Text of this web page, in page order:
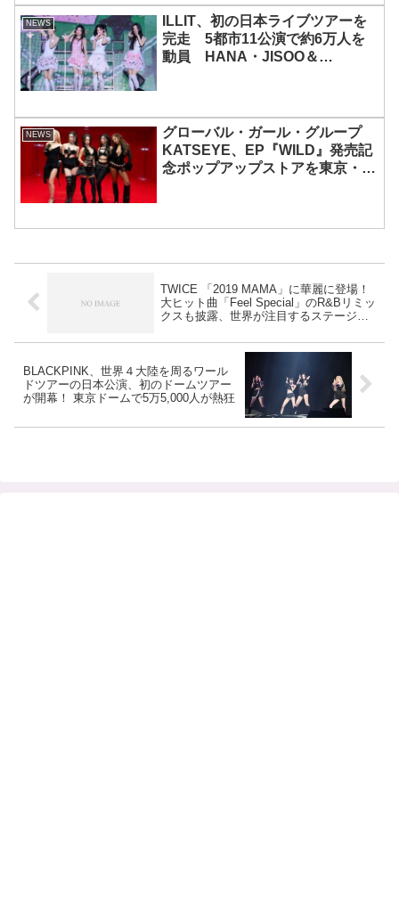
NEWS
ILLIT、初の日本ライブツアーを
完走 5都市11公演で約6万人を
動員 HANA・JISOO＆
NEWS
グローバル・ガール・グループ
KATSEYE、EP『WILD』発売記
念ポップアップストアを東京・原
TWICE 「2019 MAMA」に華麗に登場！
大ヒット曲「Feel Special」のR&Bリミッ
クスも披露、世界が注目するステージに
BLACKPINK、世界４大陸を周るワール
ドツアーの日本公演、初のドームツアー
が開幕！ 東京ドームで5万5,000人が熱狂